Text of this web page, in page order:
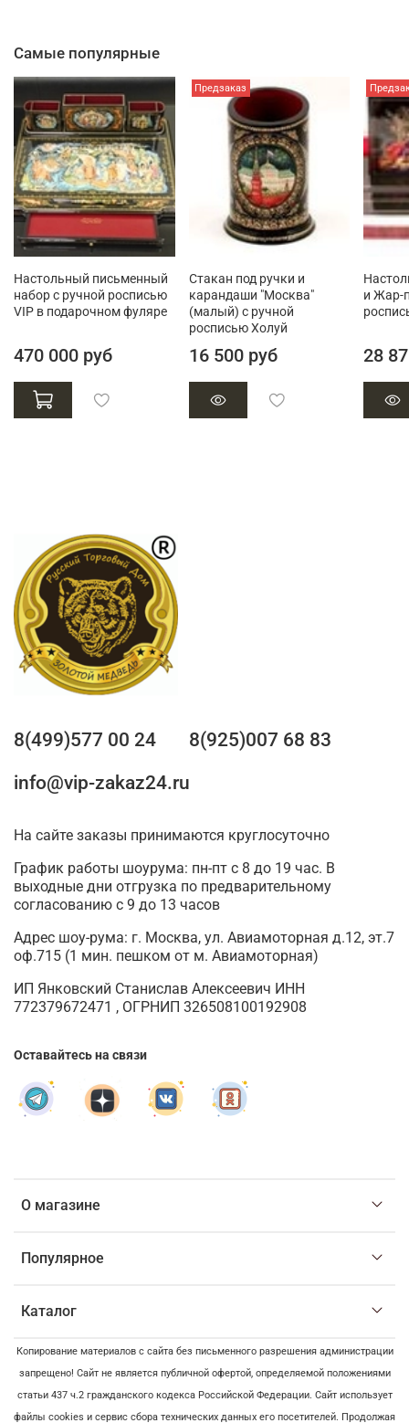
Самые популярные
Настольный письменный
набор с ручной росписью
VIP в подарочном фуляре
470 000 руб
Предзаказ
Стакан под ручки и
карандаши "Москва"
(малый) с ручной
росписью Холуй
16 500 руб
и Жар-
28
О магазине
Популярное
Каталог
8(499)577 00 24
8(925)007 68 83
info@vip-zakaz24.ru
На сайте заказы принимаются круглосуточно
График работы шоурума: пн-пт с 8 до 19 час. В
выходные дни отгрузка по предварительному
согласованию с 9 до 13 часов
Адрес шоу-рума: г. Москва, ул. Авиамоторная д.12, эт.7
оф.715 (1 мин. пешком от м. Авиамоторная)
ИП Янковский Станислав Алексеевич ИНН
772379672471 , ОГРНИП 326508100192908
Оставайтесь на связи
Копирование материалов с сайта без письменного разрешения администрации
запрещено! Сайт не является публичной офертой, определяемой положениями
статьи 437 ч.2 гражданского кодекса Российской Федерации. Сайт использует
файлы cookies и сервис сбора технических данных его посетителей. Продолжая